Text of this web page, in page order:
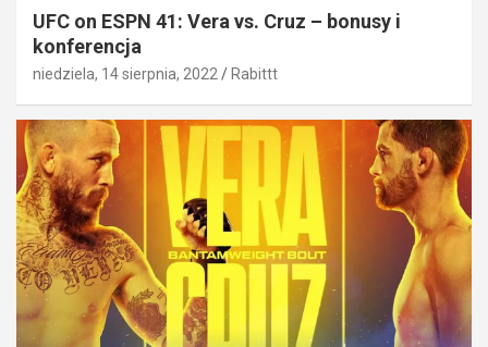
UFC on ESPN 41: Vera vs. Cruz – bonusy i
konferencja
niedziela, 14 sierpnia, 2022 Rabittt